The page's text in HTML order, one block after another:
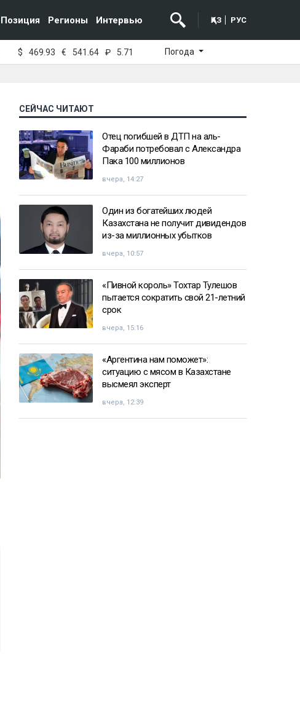
Позиция Регионы Интервью ҚАЗ РУС
$ 469.93 € 541.64 ₽ 5.71 Погода
СЕЙЧАС ЧИТАЮТ
Отец погибшей в ДТП на аль-
Фараби потребовал с Александра
Пака 100 миллионов
вчера, 14:27
Один из богатейших людей
Казахстана не получит дивидендов
из-за миллионных убытков
вчера, 10:57
«Пивной король» Тохтар Тулешов
пытается сократить свой 21-летний
срок
вчера, 15:16
«Аргентина нам поможет»:
ситуацию с мясом в Казахстане
высмеял эксперт
вчера, 12:39